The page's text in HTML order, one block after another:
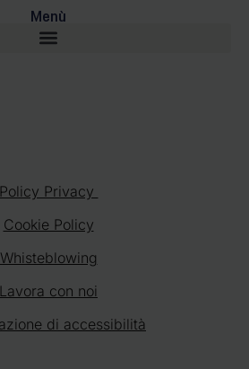
Menù
Policy Privacy
Cookie Policy
Whisteblowing
Lavora con noi
di accessibilità